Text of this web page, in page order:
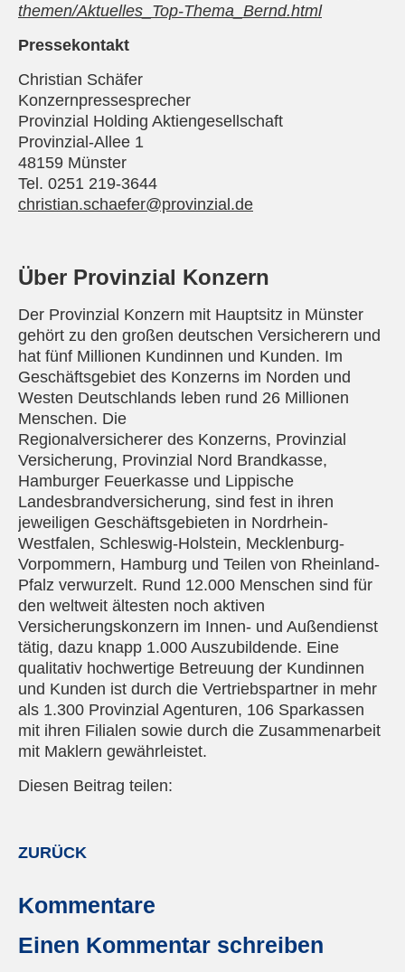
themen/Aktuelles_Top-Thema_Bernd.html
Pressekontakt
Christian Schäfer
Konzernpressesprecher
Provinzial Holding Aktiengesellschaft
Provinzial-Allee 1
48159 Münster
Tel. 0251 219-3644
christian.schaefer@provinzial.de
Über Provinzial Konzern
Der Provinzial Konzern mit Hauptsitz in Münster
gehört zu den großen deutschen Versicherern und
hat fünf Millionen Kundinnen und Kunden. Im
Geschäftsgebiet des Konzerns im Norden und
Westen Deutschlands leben rund 26 Millionen
Menschen. Die
Regionalversicherer des Konzerns, Provinzial
Versicherung, Provinzial Nord Brandkasse,
Hamburger Feuerkasse und Lippische
Landesbrandversicherung, sind fest in ihren
jeweiligen Geschäftsgebieten in Nordrhein-
Westfalen, Schleswig-Holstein, Mecklenburg-
Vorpommern, Hamburg und Teilen von Rheinland-
Pfalz verwurzelt. Rund 12.000 Menschen sind für
den weltweit ältesten noch aktiven
Versicherungskonzern im Innen- und Außendienst
tätig, dazu knapp 1.000 Auszubildende. Eine
qualitativ hochwertige Betreuung der Kundinnen
und Kunden ist durch die Vertriebspartner in mehr
als 1.300 Provinzial Agenturen, 106 Sparkassen
mit ihren Filialen sowie durch die Zusammenarbeit
mit Maklern gewährleistet.
Diesen Beitrag teilen:
ZURÜCK
Kommentare
Einen Kommentar schreiben